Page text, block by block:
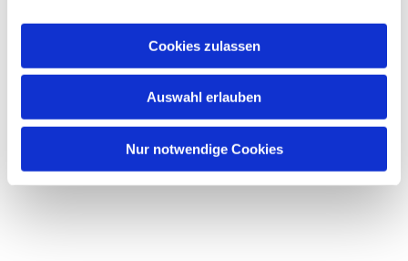
Cookies zulassen
Auswahl erlauben
Nur notwendige Cookies